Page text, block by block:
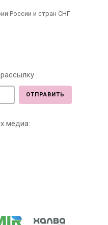
России и стран СНГ
ОТПРАВИТЬ
медиа: